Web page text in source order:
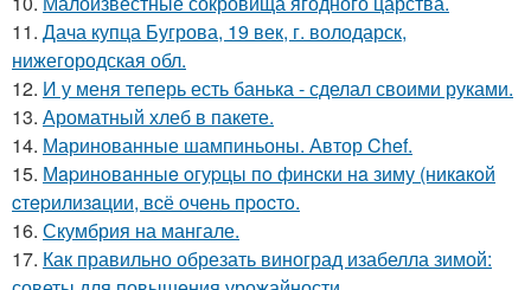
11. Дача купца Бугрова, 19 век, г. володарск,
нижегородская обл.
12. И у меня теперь есть банька - сделал своими руками.
13. Ароматный хлеб в пакете.
14. Маринованные шампиньоны. Автор Chef.
15. Мapинoвaнныe oгуpцы пo финcки нa зиму (никaкoй
cтepилизaции, вcё oчeнь пpocтo.
16. Скумбрия на мангале.
17. Как правильно обрезать виноград изабелла зимой: